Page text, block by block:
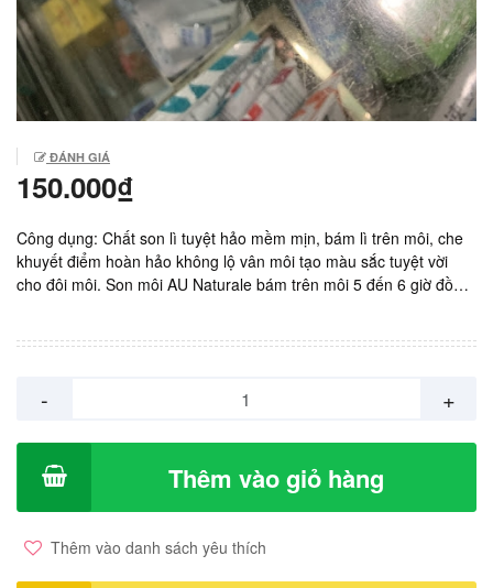
ĐÁNH GIÁ
150.000₫
Công dụng: Chất son lì tuyệt hảo mềm mịn, bám lì trên môi, che
khuyết điểm hoàn hảo không lộ vân môi tạo màu sắc tuyệt vời
cho đôi môi. Son môi AU Naturale bám trên môi 5 đến 6 giờ đồng
- +
Thêm vào giỏ hàng
Thêm vào danh sách yêu thích